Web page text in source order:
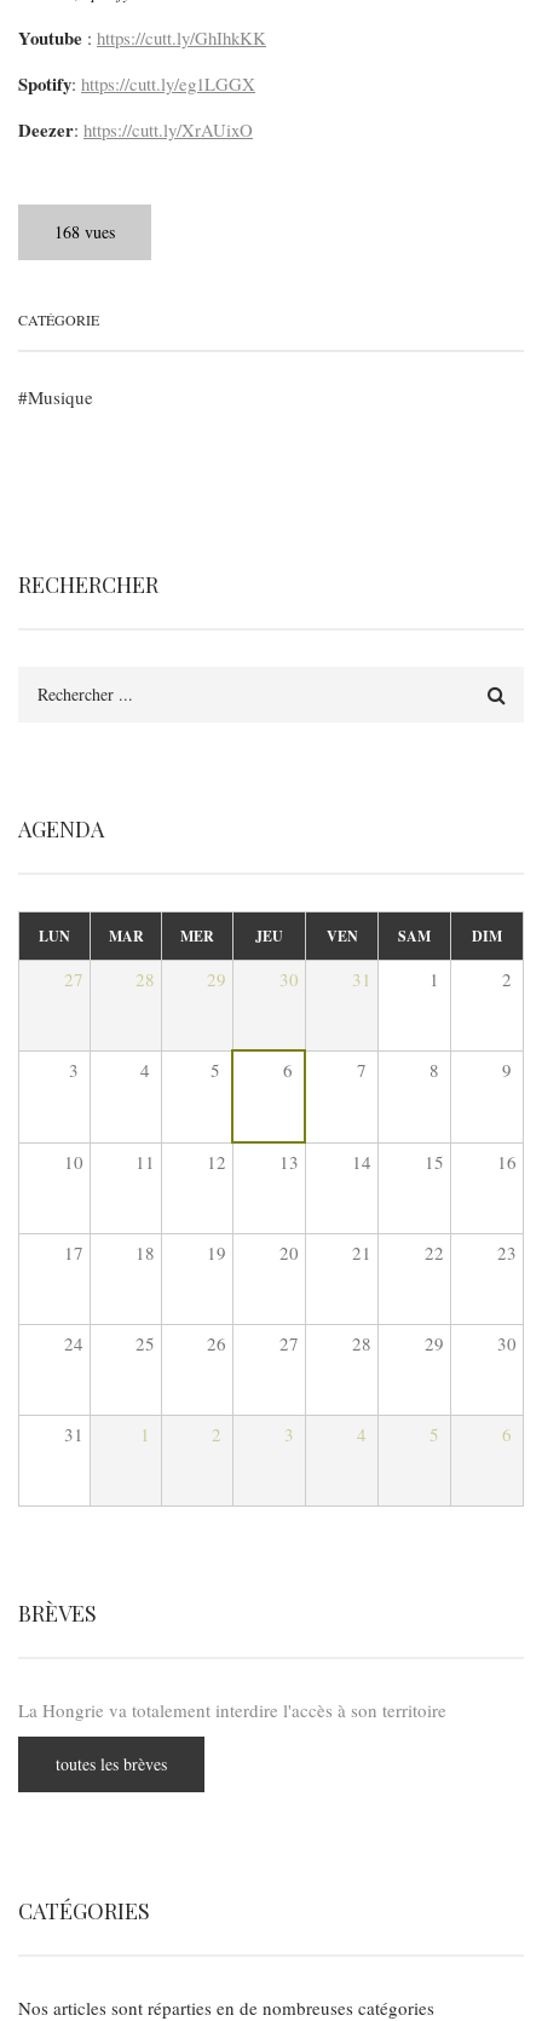
Youtube : https://cutt.ly/GhIhkKK
Spotify: https://cutt.ly/eg1LGGX
Deezer: https://cutt.ly/XrAUixO
168 vues
CATÉGORIE
Musique
RECHERCHER
AGENDA
LUN MAR MER JEU VEN SAM DIM
27 28 29 30 31 1 2
3 4 5 6 7 8 9
10 11 12 13 14 15 16
17 18 19 20 21 22 23
24 25 26 27 28 29 30
31 1 2 3 4 5 6
BRÈVES
La Hongrie va totalement interdire l'accès à son territoire
toutes les brèves
CATÉGORIES
Nos articles sont réparties en de nombreuses catégories